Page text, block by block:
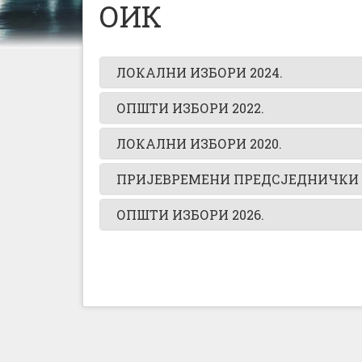
ОИК
ЛОКАЛНИ ИЗБОРИ 2024.
ОПШТИ ИЗБОРИ 2022.
ЛОКАЛНИ ИЗБОРИ 2020.
ПРИЈЕВРЕМЕНИ ПРЕДСЈЕДНИЧКИ
ОПШТИ ИЗБОРИ 2026.